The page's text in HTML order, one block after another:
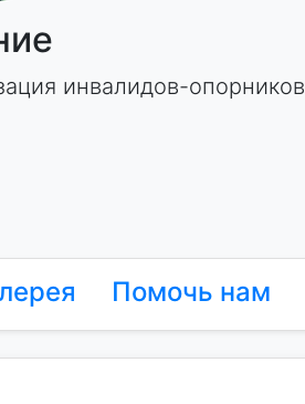
инвалидов-опорников
Помочь нам